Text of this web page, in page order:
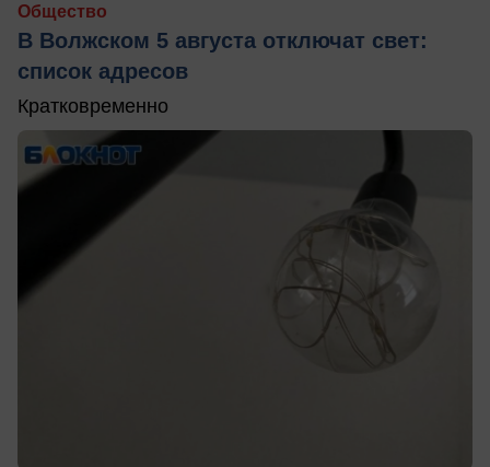
Общество
В Волжском 5 августа отключат свет:
список адресов
Кратковременно